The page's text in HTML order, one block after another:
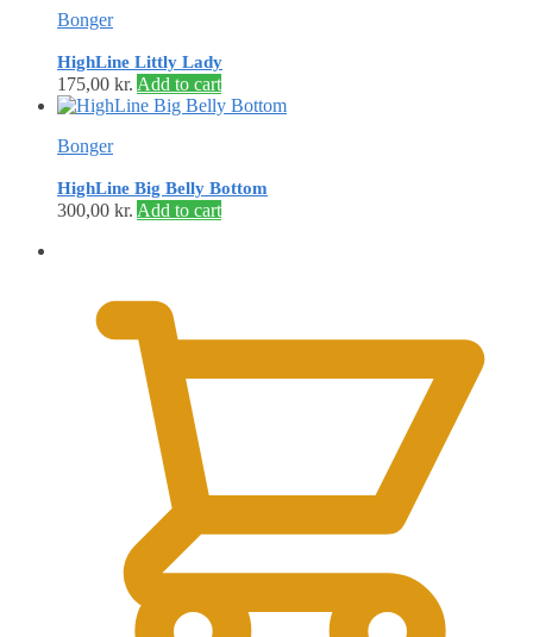
Bonger
HighLine Littly Lady
175,00 kr. Add to cart
Bonger
HighLine Big Belly Bottom
300,00 kr. Add to cart